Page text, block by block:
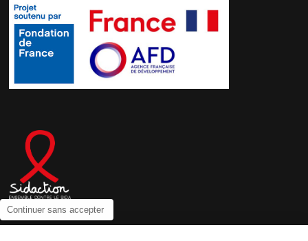
Continuer sans accepter